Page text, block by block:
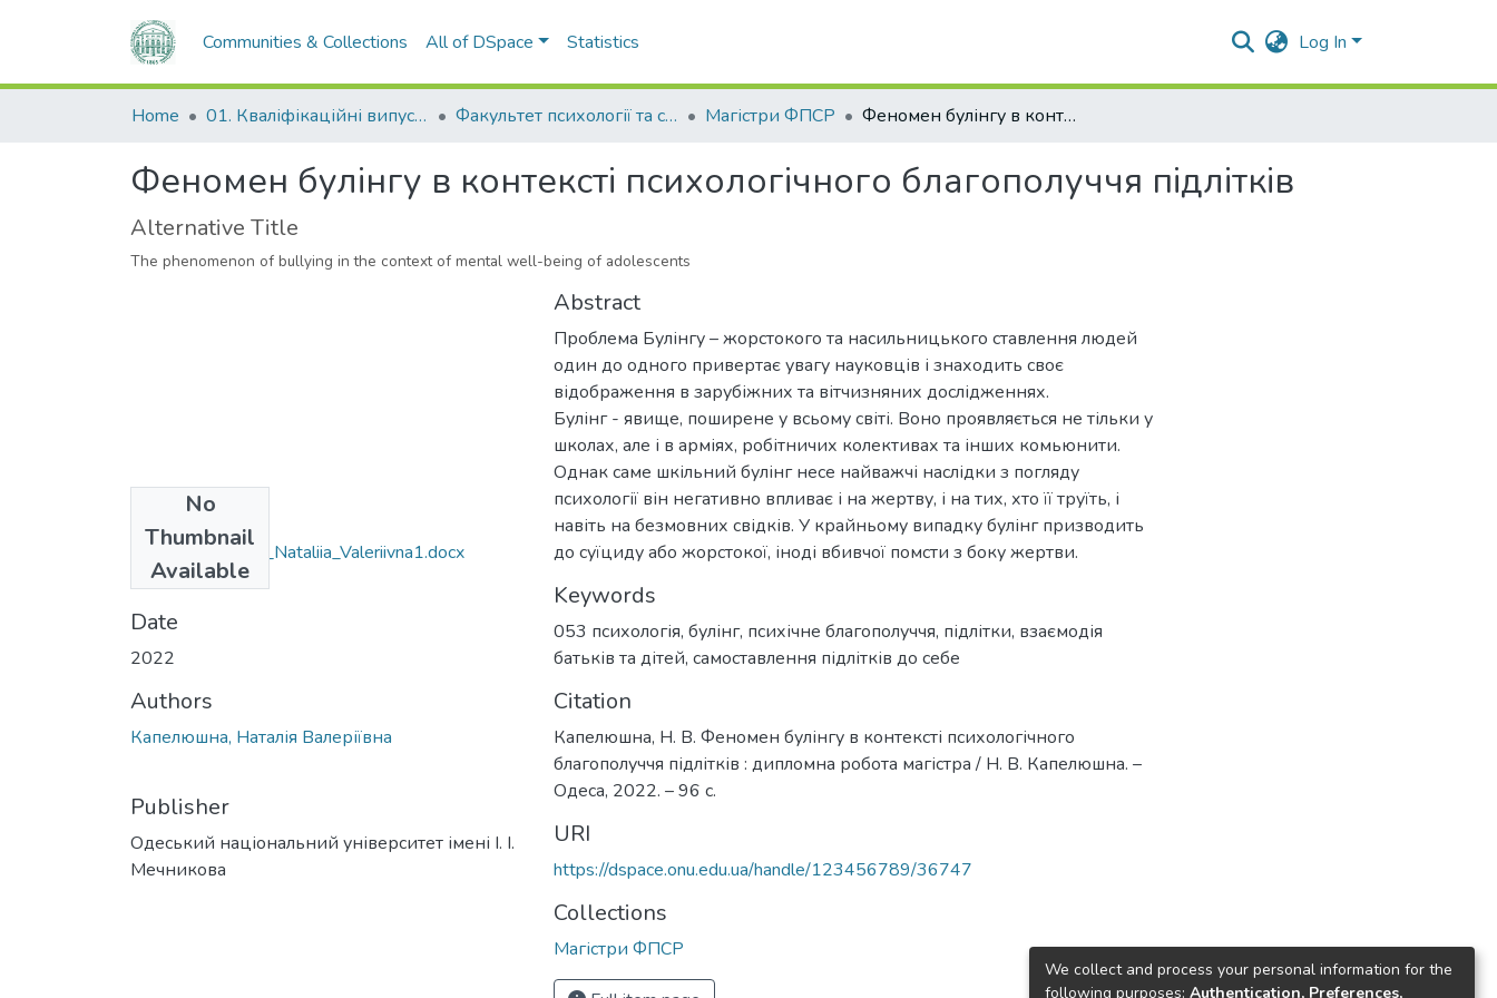
Communities & Collections All of DSpace Statistics Log In
Home 01. Кваліфікаційні випускні роботи здобувачів вищої освіти Факультет психології та соціальної роботи Магістри ФПСР Феномен булінгу в контексті психологічного благополуччя підлітків
Феномен булінгу в контексті психологічного благополуччя підлітків
Alternative Title
The phenomenon of bullying in the context of mental well-being of adolescents
No
Thumbnail
Available
053_Kapeliushna_Nataliia_Valeriivna1.docx
(57.61 KB)
Date
2022
Authors
Капелюшна, Наталія Валеріївна
Publisher
Одеський національний університет імені І. І.
Мечникова
Abstract
Проблема Булінгу – жорстокого та насильницького ставлення людей
один до одного привертає увагу науковців і знаходить своє
відображення в зарубіжних та вітчизняних дослідженнях.
Булінг - явище, поширене у всьому світі. Воно проявляється не тільки у
школах, але і в арміях, робітничих колективах та інших комьюнити.
Однак саме шкільний булінг несе найважчі наслідки з погляду
психології він негативно впливає і на жертву, і на тих, хто її труїть, і
навіть на безмовних свідків. У крайньому випадку булінг призводить
до суїциду або жорстокої, іноді вбивчої помсти з боку жертви.
Keywords
053 психологія, булінг, психічне благополуччя, підлітки, взаємодія
батьків та дітей, самоставлення підлітків до себе
Citation
Капелюшна, Н. В. Феномен булінгу в контексті психологічного
благополуччя підлітків : дипломна робота магістра / Н. В. Капелюшна. –
Одеса, 2022. – 96 с.
URI
https://dspace.onu.edu.ua/handle/123456789/36747
Collections
Магістри ФПСР
We collect and process your personal information for the
following purposes: Authentication, Preferences,